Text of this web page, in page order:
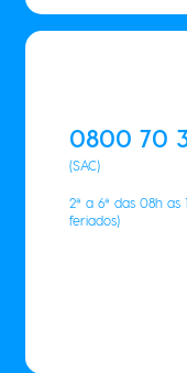
0800 70
2ª a 6ª das 08h as